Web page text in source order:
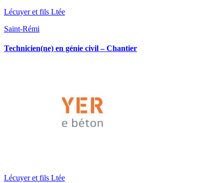
Lécuyer et fils Ltée
Saint-Rémi
Technicien(ne) en génie civil – Chantier
Lécuyer et fils Ltée